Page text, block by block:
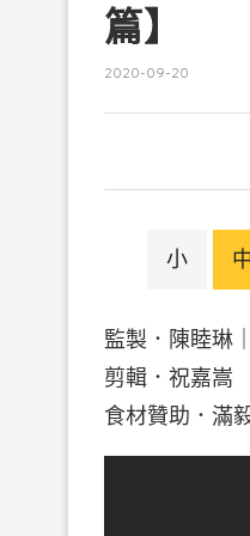
篇】
2020-09-20
小
監製．陳睦琳
剪輯．祝嘉嵩
食材贊助．滿